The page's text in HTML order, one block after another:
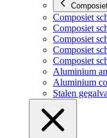
Composiet
Composiet
Composiet
Composiet
Composiet
Aluminium
Aluminium
Stalen